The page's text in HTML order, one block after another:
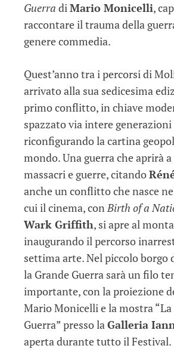
Guerra diMario Monicelli,
raccontare il trauma della
genere commedia.
Quest’anno tra i percorsi di
arrivato alla sua sedicesima
primo conflitto, in chiave
spazzato via intere generazioni
riconfigurando la cartina
mondo. Una guerra che aprirà
massacri e guerre, citando
anche un conflitto che nasce
cui il cinema, conBirth of a
Wark Griffith, si apre al
inaugurando il percorso
settima arte. Nel piccolo borgo
la Grande Guerra sarà un filo
importante, con la proiezione
Mario Monicelli e la mostra “La
Guerra” presso laGalleria
aperta durante tutto il Festival.